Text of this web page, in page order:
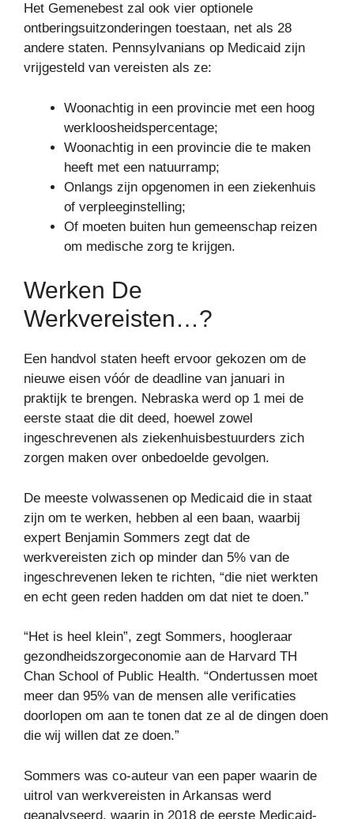
Het Gemenebest zal ook vier optionele
ontberingsuitzonderingen toestaan, net als 28
andere staten. Pennsylvanians op Medicaid zijn
vrijgesteld van vereisten als ze:
Woonachtig in een provincie met een hoog
werkloosheidspercentage;
Woonachtig in een provincie die te maken
heeft met een natuurramp;
Onlangs zijn opgenomen in een ziekenhuis
of verpleeginstelling;
Of moeten buiten hun gemeenschap reizen
om medische zorg te krijgen.
Werken De
Werkvereisten…?
Een handvol staten heeft ervoor gekozen om de
nieuwe eisen vóór de deadline van januari in
praktijk te brengen. Nebraska werd op 1 mei de
eerste staat die dit deed, hoewel zowel
ingeschrevenen als ziekenhuisbestuurders zich
zorgen maken over onbedoelde gevolgen.
De meeste volwassenen op Medicaid die in staat
zijn om te werken, hebben al een baan, waarbij
expert Benjamin Sommers zegt dat de
werkvereisten zich op minder dan 5% van de
ingeschrevenen leken te richten, “die niet werkten
en echt geen reden hadden om dat niet te doen.”
“Het is heel klein”, zegt Sommers, hoogleraar
gezondheidszorgeconomie aan de Harvard TH
Chan School of Public Health. “Ondertussen moet
meer dan 95% van de mensen alle verificaties
doorlopen om aan te tonen dat ze al de dingen doen
die wij willen dat ze doen.”
Sommers was co-auteur van een paper waarin de
uitrol van werkvereisten in Arkansas werd
geanalyseerd, waarin in 2018 de eerste Medicaid-